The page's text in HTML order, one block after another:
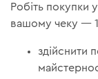
Робіть покупки
вашому чеку —
здійснити